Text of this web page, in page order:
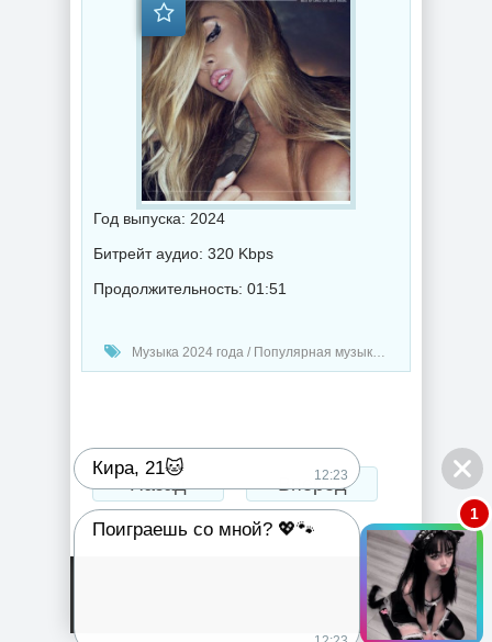
Год выпуска: 2024
Битрейт аудио: 320 Kbps
Продолжительность: 01:51
Музыка 2024 года / Популярная музыка / Музыка VA / Chillout music
Назад Вперед
Кира, 21🐱 12:23
Поиграешь со мной? 💖🐾
12:23
1